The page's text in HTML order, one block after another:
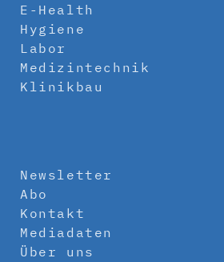
E-Health
Hygiene
Labor
Medizintechnik
Klinikbau
Newsletter
Abo
Kontakt
Mediadaten
Über uns